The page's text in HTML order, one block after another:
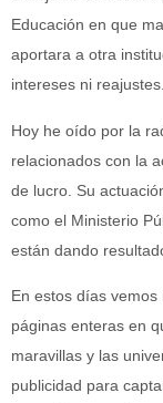
Educación en que
aportara a otra
intereses ni reajustes.
Hoy he oído por la
relacionados con la
de lucro. Su
como el Ministerio
están dando
En estos días
páginas enteras en
maravillas y las
publicidad para